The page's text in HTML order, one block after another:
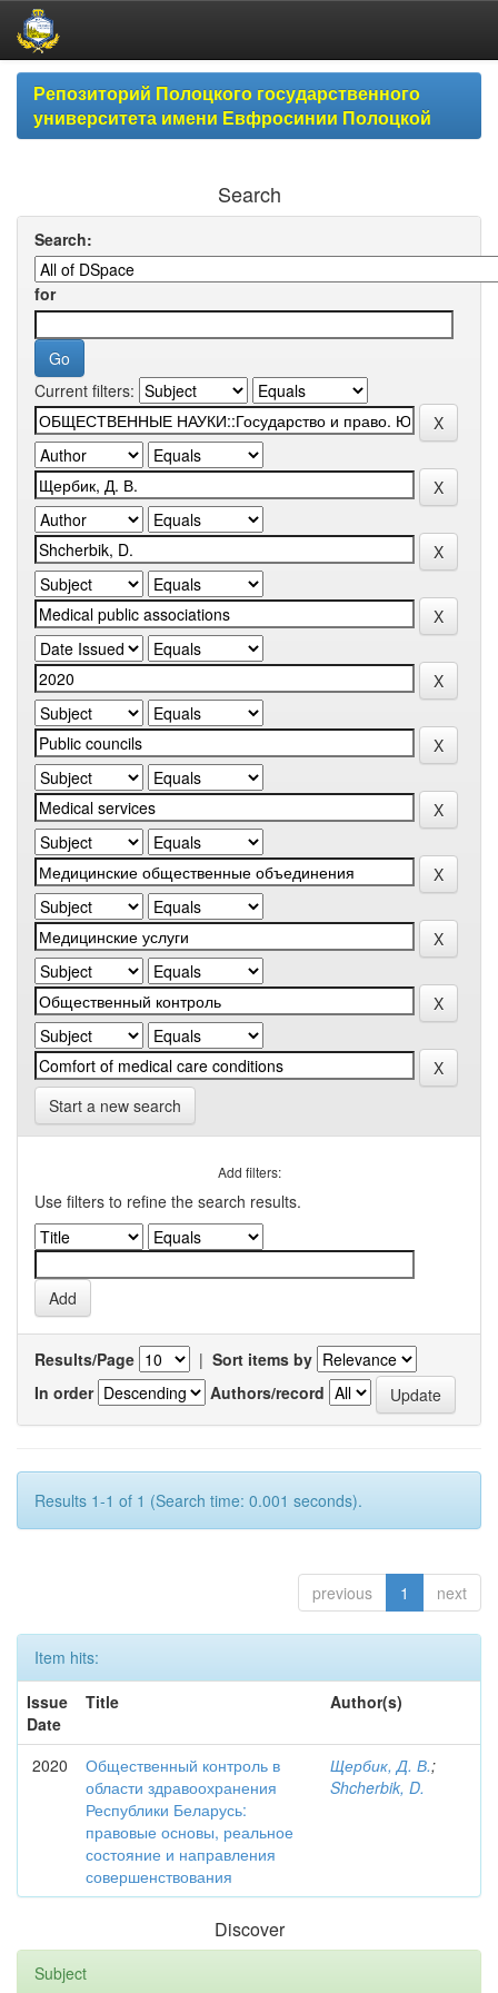
Skip
navigationРепозиторий Полоцкого государственного
университета имени Евфросинии Полоцкой
Search
Search:
for
Current filters:
Start a new search
Add filters:
Use filters to refine the search results.
Results/Page | Sort items by
In order
Authors/record
Results 1-1 of 1 (Search time: 0.001 seconds).
previous 1 next
Item hits:
Issue
Date
Title Author(s)
2020
Общественный контроль в
области здравоохранения
Республики Беларусь:
правовые основы, реальное
состояние и направления
совершенствования
Щербик, Д. В.;
Shcherbik, D.
Discover
Subject